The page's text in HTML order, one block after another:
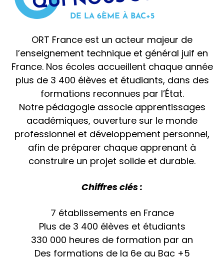
DE LA 6ÈME À BAC+5
ORT France est un acteur majeur de
l’enseignement technique et général juif en
France. Nos écoles accueillent chaque année
plus de 3 400 élèves et étudiants, dans des
formations reconnues par l’État.
Notre pédagogie associe apprentissages
académiques, ouverture sur le monde
professionnel et développement personnel,
afin de préparer chaque apprenant à
construire un projet solide et durable.
Chiffres clés :
7 établissements en France
Plus de 3 400 élèves et étudiants
330 000 heures de formation par an
Des formations de la 6e au Bac +5